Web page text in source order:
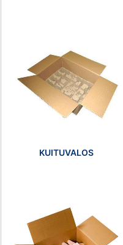
KUITUVALOS